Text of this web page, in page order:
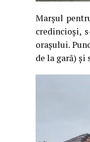
Marșul
credincioși,
orașului.
de la gară) și